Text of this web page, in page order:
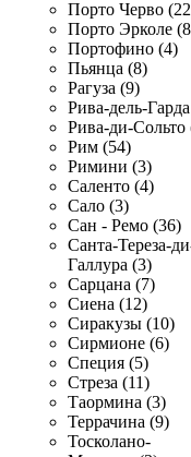
Порто Черво
Порто Эрколе
Портофино (4)
Пьянца (8)
Рагуза (9)
Рива-дель-
Рива-ди-Сольто
Рим (54)
Римини (3)
Саленто (4)
Сало (3)
Сан - Ремо (36)
Санта-Тереза-
Галлура (3)
Сарцана (7)
Сиена (12)
Сиракузы (10)
Сирмионе (6)
Специя (5)
Стреза (11)
Таормина (3)
Террачина (9)
Тосколано-